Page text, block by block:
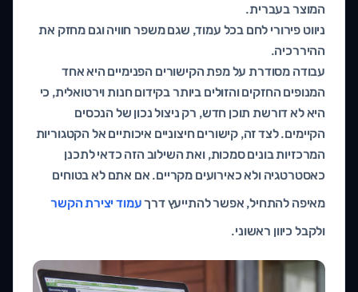
המוצר בעברית.
ניווט פירורי לחם בכל עמוד, שגם משפר חוויה וגם מחזק את
ההיררכיה.
עבודה מסודרת על מפת הקישורים הפנימיים היא אחד
המנופים החזקים והזולים ביותר בקידום חנות וירטואלית, כי
היא לא דורשת תוכן חדש, רק ניצול נכון של הנכסים
הקיימים. לצד זה, קישורים חיצוניים איכותיים אל הקטגוריות
המרכזיות בונים סמכות, ואת השילוב הזה כדאי לתכנן
כאסטרטגיה ולא כאירועים מקריים. אם אתם לא בטוחים
מאיפה להתחיל, אפשר להתייעץ דרךעמוד יצירת הקשר
ולקבל כיוון ראשוני.